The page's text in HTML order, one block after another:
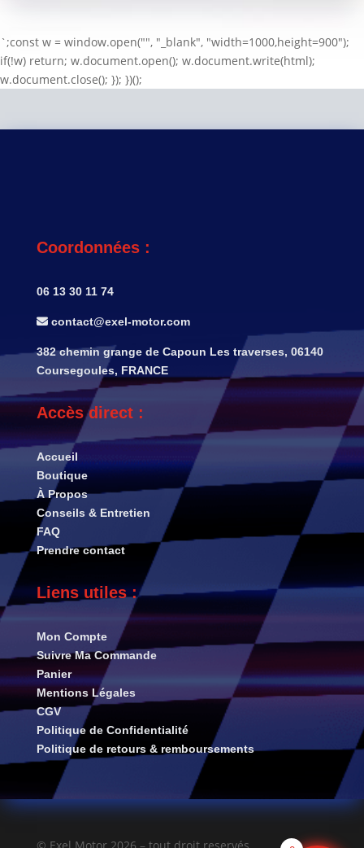
`;const w = window.open("", "_blank", "width=1000,height=900");
if(!w) return; w.document.open(); w.document.write(html);
w.document.close(); }); })();
Coordonnées :
06 13 30 11 74
contact@exel-motor.com
382 chemin grange de Capoun Les traverses, 06140
Coursegoules, FRANCE
Accès direct :
Accueil
Boutique
À Propos
Conseils & Entretien
FAQ
Prendre contact
Liens utiles :
Mon Compte
Suivre Ma Commande
Panier
Mentions Légales
CGV
Politique de Confidentialité
Politique de retours & remboursements